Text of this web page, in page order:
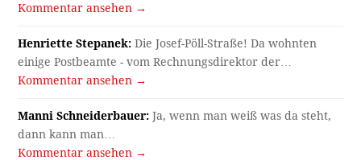
Kommentar ansehen →
Henriette Stepanek: Die Josef-Pöll-Straße! Da wohnten
einige Postbeamte - vom Rechnungsdirektor der…
Kommentar ansehen →
Manni Schneiderbauer: Ja, wenn man weiß was da steht,
dann kann man…
Kommentar ansehen →